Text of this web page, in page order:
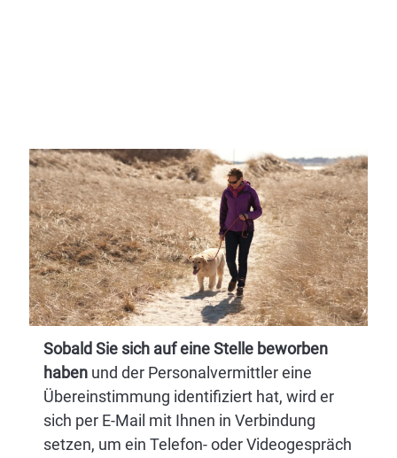
Sobald Sie sich auf eine Stelle beworben
habenund der Personalvermittler eine
Übereinstimmung identifiziert hat, wird er
sich per E-Mail mit Ihnen in Verbindung
setzen, um ein Telefon- oder Videogespräch